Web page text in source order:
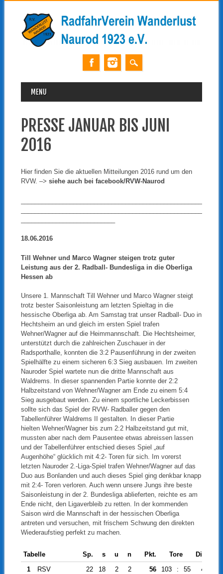
MAIN MENU
MENU
PRESSE JANUAR BIS JUNI
2016
Hier finden Sie die aktuellen Mitteilungen 2016 rund um den
RVW. –> siehe auch bei facebook/RVW-Naurod
18.06.2016
Till Wehner und Marco Wagner steigen trotz guter
Leistung aus der 2. Radball- Bundesliga in die Oberliga
Hessen ab
Unsere 1. Mannschaft Till Wehner und Marco Wagner steigt
trotz bester Saisonleistung am letzten Spieltag in die
hessische Oberliga ab. Am Samstag trat unser Radball- Duo in
Hechtsheim an und gleich im ersten Spiel trafen
Wehner/Wagner auf die Heimmannschaft. Die Hechtsheimer,
unterstützt durch die zahlreichen Zuschauer in der
Radsporthalle, konnten die 3:2 Pausenführung in der zweiten
Spielhälfte zu einem sicheren 6:3 Sieg ausbauen. Im zweiten
Nauroder Spiel wartete nun die dritte Mannschaft aus
Waldrems. In dieser spannenden Partie konnte der 2:2
Halbzeitstand von Wehner/Wagner am Ende zu einem 5:4
Sieg ausgebaut werden. Zu einem sportliche Leckerbissen
sollte sich das Spiel der RVW- Radballer gegen den
Tabellenführer Waldrems II gestalten. In dieser Partie
hielten Wehner/Wagner bis zum 2:2 Halbzeitstand gut mit,
mussten aber nach dem Pausentee etwas abreissen lassen
und der Tabellenführer entschied dieses Spiel „auf
Augenhöhe“ glücklich mit 4:2- Toren für sich. Im vorerst
letzten Nauroder 2.-Liga-Spiel trafen Wehner/Wagner auf das
Duo aus Bonlanden und auch dieses Spiel ging denkbar knapp
mit 2:4- Toren verloren. Auch wenn unsere Jungs ihre beste
Saisonleistung in der 2. Bundesliga ablieferten, reichte es am
Ende nicht, den Ligaverbleib zu retten. In der kommenden
Saison wird die Mannschaft in der hessischen Oberliga
antreten und versuchen, mit frischem Schwung den direkten
Wiederaufstieg perfekt zu machen.
Tabelle Sp. s u n Pkt. Tore
Diff.
1
RSV
22 18 2 2 56 103 : 55 48